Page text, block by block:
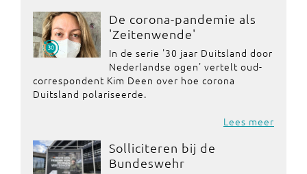
De corona-pandemie als
'Zeitenwende'
In de serie '30 jaar Duitsland door
Nederlandse ogen' vertelt oud-
correspondent Kim Deen over hoe corona
Duitsland polariseerde.
Lees meer
Solliciteren bij de
Bundeswehr